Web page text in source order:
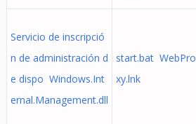
Servicio de inscripció
n de administración d
e dispo Windows.Int
ernal.Management.dll
start.bat WebPro
xy.lnk